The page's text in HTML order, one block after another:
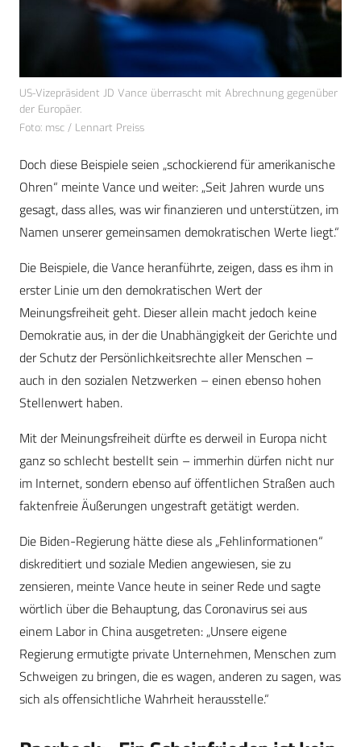
US-Vizepräsident JD Vance überrascht mit Abrechnung gegenüber
der Europäer.
Foto: msc / Lennart Preiss
Doch diese Beispiele seien „schockierend für amerikanische
Ohren“ meinte Vance und weiter: „Seit Jahren wurde uns
gesagt, dass alles, was wir finanzieren und unterstützen, im
Namen unserer gemeinsamen demokratischen Werte liegt.“
Die Beispiele, die Vance heranführte, zeigen, dass es ihm in
erster Linie um den demokratischen Wert der
Meinungsfreiheit geht. Dieser allein macht jedoch keine
Demokratie aus, in der die Unabhängigkeit der Gerichte und
der Schutz der Persönlichkeitsrechte aller Menschen –
auch in den sozialen Netzwerken – einen ebenso hohen
Stellenwert haben.
Mit der Meinungsfreiheit dürfte es derweil in Europa nicht
ganz so schlecht bestellt sein – immerhin dürfen nicht nur
im Internet, sondern ebenso auf öffentlichen Straßen auch
faktenfreie Äußerungen ungestraft getätigt werden.
Die Biden-Regierung hätte diese als „Fehlinformationen“
diskreditiert und soziale Medien angewiesen, sie zu
zensieren, meinte Vance heute in seiner Rede und sagte
wörtlich über die Behauptung, das Coronavirus sei aus
einem Labor in China ausgetreten: „Unsere eigene
Regierung ermutigte private Unternehmen, Menschen zum
Schweigen zu bringen, die es wagen, anderen zu sagen, was
sich als offensichtliche Wahrheit herausstelle.“